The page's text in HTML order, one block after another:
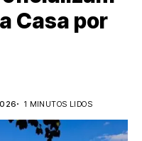
Casa por
1 MINUTOS LIDOS